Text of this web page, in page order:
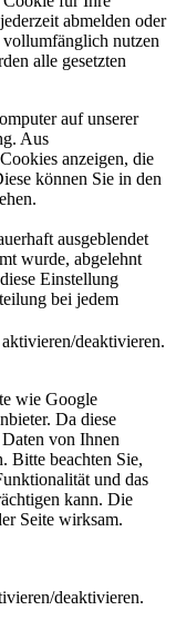
abmelden oder
vollumfänglich nutzen
alle gesetzten
auf unserer
Aus
anzeigen, die
können Sie in den
ausgeblendet
wurde, abgelehnt
Einstellung
bei jedem
deaktivieren.
wie Google
Da diese
von Ihnen
Bitte beachten Sie,
und das
kann. Die
Seite wirksam.
deaktivieren.